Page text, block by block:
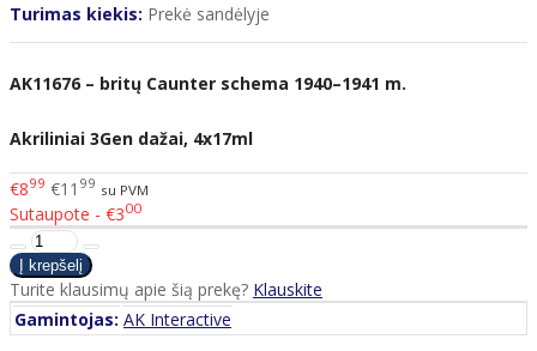
Turimas kiekis: Prekė sandėlyje
AK11676 – britų Caunter schema 1940–1941 m.
Akriliniai 3Gen dažai, 4x17ml
€899 €11 99 su PVM
Sutaupote - €300
Turite klausimų apie šią prekę? Klauskite
Gamintojas: AK Interactive